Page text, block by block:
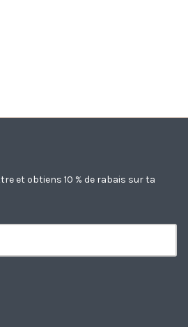
et obtiens 10 % de rabais sur ta